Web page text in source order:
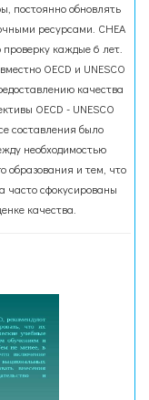
постоянно обновлять
ресурсами. CHEA
каждые 6 лет.
OECD и UNESCO
качества
OECD - UNESCO
составления было
необходимостью
образования и тем, что
часто сфокусированы
качества.